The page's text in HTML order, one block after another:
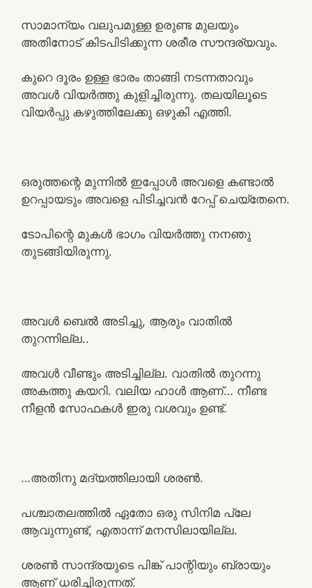
സാമാന്യം വലുപമുള്ള ഉരുണ്ട മുലയും
അതിനോട് കിടപിടിക്കുന്ന ശരീര സൗന്ദര്യവും.
കുറെ ദൂരം ഉള്ള ഭാരം താങ്ങി നടന്നതാവും
അവൾ വിയർത്തു കുളിച്ചിരുന്നു. തലയിലൂടെ
വിയർപ്പു കഴുത്തിലേക്കു ഒഴുകി എത്തി.
ഒരുത്തന്റെ മുന്നിൽ ഇപ്പോൾ അവളെ കണ്ടാൽ
ഉറപ്പായടും അവളെ പിടിച്ചവൻ റേപ്പ് ചെയ്‌തേനെ.
ടോപിന്റെ മുകൾ ഭാഗം വിയർത്തു നനഞു
തുടങ്ങിയിരുന്നു.
അവൾ ബെൽ അടിച്ചു, ആരും വാതിൽ
തുറന്നില്ല..
അവൾ വീണ്ടും അടിച്ചില്ല. വാതിൽ തുറന്നു
അകത്തു കയറി. വലിയ ഹാൾ ആണ്… നീണ്ട
നീളൻ സോഫകൾ ഇരു വശവും ഉണ്ട്.
…അതിനു മദ്യത്തിലായി ശരൺ.
പശ്ചാതലത്തിൽ ഏതോ ഒരു സിനിമ പ്ലേ
ആവുന്നുണ്ട്, എതാന്ന് മനസിലായില്ല.
ശരൺ സാന്ദ്രയുടെ പിങ്ക് പാന്റിയും ബ്രായും
ആണ് ധരിച്ചിരുന്നത്.